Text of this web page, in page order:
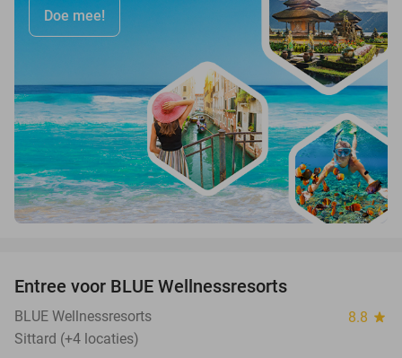
Doe mee!
Entree voor BLUE Wellnessresorts
BLUE Wellnessresorts 8.8 star
Sittard (+4 locaties)